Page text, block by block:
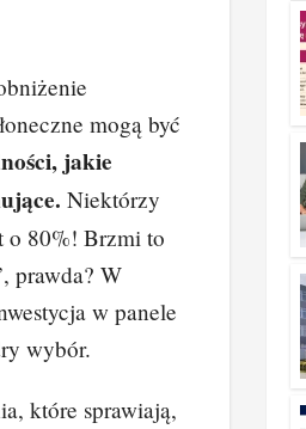
mogą być
jakie
Niektórzy
o 80%! Brzmi to
prawda? W
w panele
wybór.
które sprawiają,